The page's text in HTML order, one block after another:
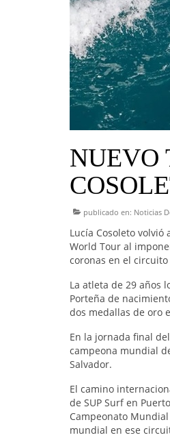
NUEVO
publicado en: Noticias
Lucía Cosoleto
World Tour al
coronas en el circuito
La atleta de 29 años
Porteña de
dos medallas de oro
En la jornada final
campeona mundial
Salvador.
El camino
de SUP Surf en
Campeonato
mundial en ese